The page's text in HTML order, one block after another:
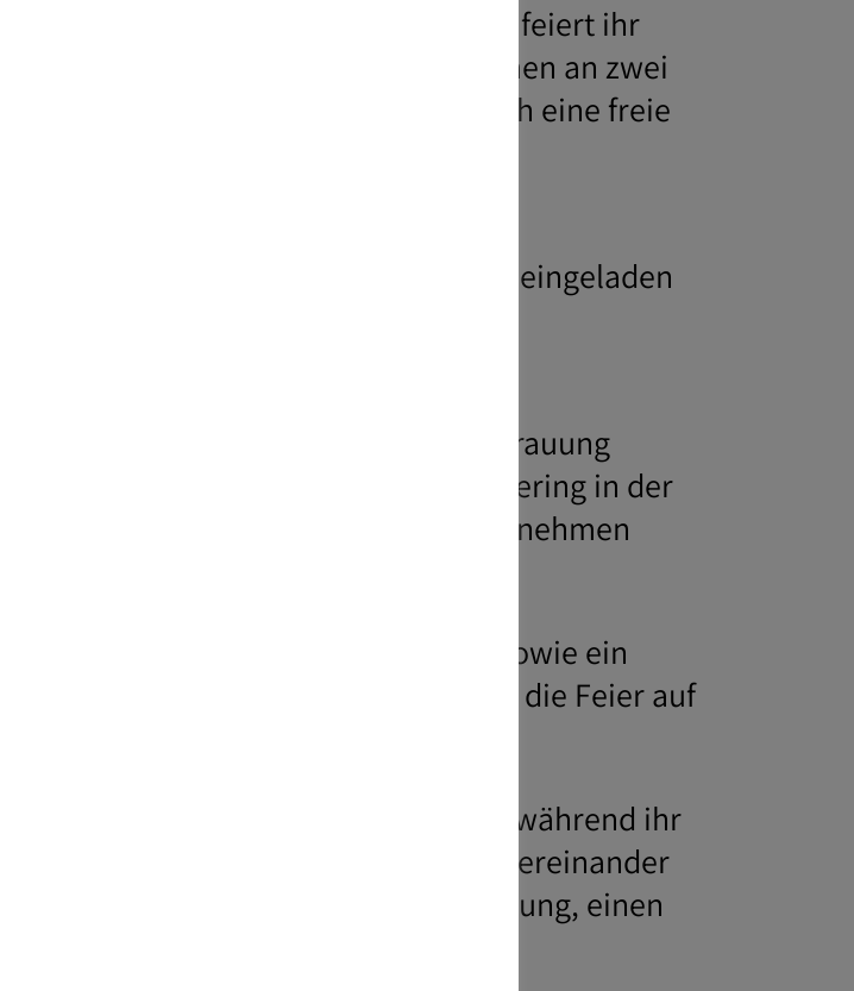
Reicht dir eine große Hochzeit, feiert ihr
und kirchlich im großen Rahmen an zwei
oder soll es ausschließlich eine freie
sowie Bekannte inklusive Anhang eingeladen
auf die engsten
und Freunde?
Soll es eine Gartenparty mit freier Trauung
in einem Schloss? Wird das Catering in der
ein externes Dienstleistungsunternehmen
Gibt es Kaffee und Kuchen sowie ein
oder beschränkt sich die Feier auf
ein Menü am Platz geben?
den Gästen geboten werden,
während ihr
macht? Können sich die Gäste untereinander
wie eine Führung, Verkostung, einen